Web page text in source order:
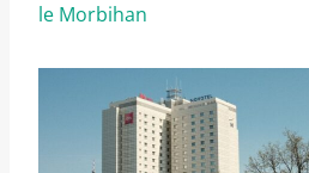
le Morbihan